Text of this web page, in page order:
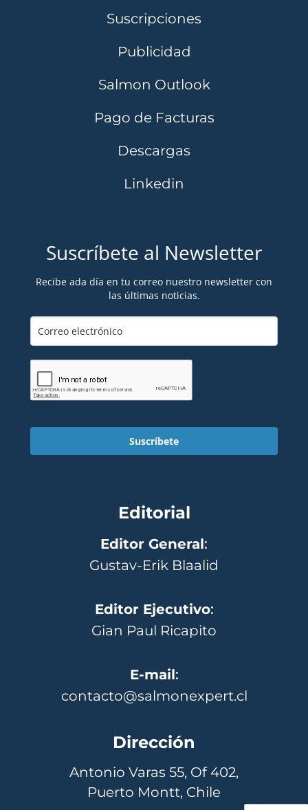
Suscripciones
Publicidad
Salmon Outlook
Pago de Facturas
Descargas
Linkedin
Suscríbete al Newsletter
Recibe ada día en tu correo nuestro newsletter con
las últimas noticias.
Suscríbete
Editorial
Editor General:
Gustav-Erik Blaalid
Editor Ejecutivo:
Gian Paul Ricapito
E-mail:
contacto@salmonexpert.cl
Dirección
Antonio Varas 55, Of 402,
Puerto Montt, Chile